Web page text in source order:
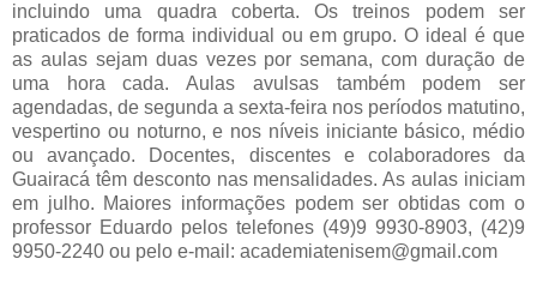
incluindo uma quadra coberta. Os treinos podem ser
praticados de forma individual ou em grupo. O ideal é que
as aulas sejam duas vezes por semana, com duração de
uma hora cada. Aulas avulsas também podem ser
agendadas, de segunda a sexta-feira nos períodos matutino,
vespertino ou noturno, e nos níveis iniciante básico, médio
ou avançado. Docentes, discentes e colaboradores da
Guairacá têm desconto nas mensalidades. As aulas iniciam
em julho. Maiores informações podem ser obtidas com o
professor Eduardo pelos telefones (49)9 9930-8903, (42)9
9950-2240 ou pelo e-mail: academiatenisem@gmail.com